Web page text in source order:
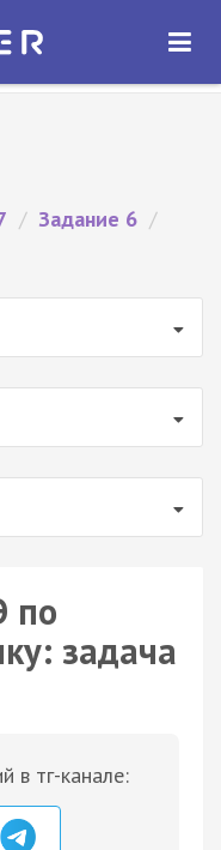
ОТКРЫТЬ
/ Задание 6 /
по
задача
в тг-канале: